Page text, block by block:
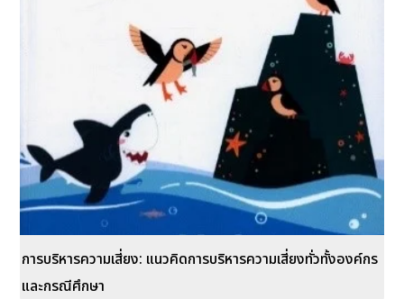
การบริหารความเสี่ยง: แนวคิดการบริหารความเสี่ยงทั่วทั้งองค์กร
และกรณีศึกษา